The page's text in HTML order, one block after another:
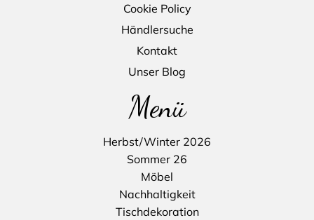
Cookie Policy
Händlersuche
Kontakt
Unser Blog
Menü
Herbst/Winter 2026
Sommer 26
Möbel
Nachhaltigkeit
Tischdekoration